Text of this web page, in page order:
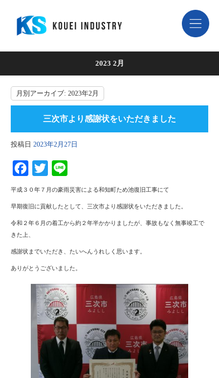
2023 2月
月別アーカイブ:2023年2月
三次市より感謝状をいただきました
投稿日 2023年2月27日
Fa
ce
bo
ok
T
wi
tte
r
ne
平成３０年７月の豪雨災害による和知町ため池復旧工事にて
早期復旧に貢献したとして、三次市より感謝状をいただきました。
令和２年６月の着工から約２年半かかりましたが、事故もなく無事竣工で
きた上、
感謝状までいただき、たいへんうれしく思います。
ありがとうございました。